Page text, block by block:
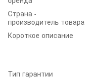
Страна -
производитель товара
Короткое описание
Тип гарантии